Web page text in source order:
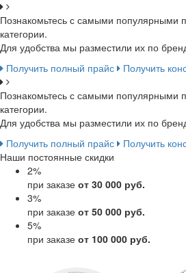
Познакомьтесь с самыми популярными
категории.
Для удобства мы разместили их по
Получить полный прайс
Получить
Познакомьтесь с самыми популярными
категории.
Для удобства мы разместили их по
Получить полный прайс
Получить
Наши постоянные скидки
2%
при заказе от 30 000 руб.
3%
при заказе от 50 000 руб.
5%
при заказе от 100 000 руб.